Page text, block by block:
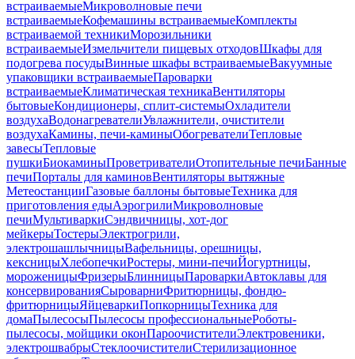
встраиваемыеМикроволновые печи
встраиваемыеКофемашины встраиваемыеКомплекты
встраиваемой техникиМорозильники
встраиваемыеИзмельчители пищевых отходовШкафы для
подогрева посудыВинные шкафы встраиваемыеВакуумные
упаковщики встраиваемыеПароварки
встраиваемыеКлиматическая техникаВентиляторы
бытовыеКондиционеры, сплит-системыОхладители
воздухаВодонагревателиУвлажнители, очистители
воздухаКамины, печи-каминыОбогревателиТепловые
завесыТепловые
пушкиБиокаминыПроветривателиОтопительные печиБанные
печиПорталы для каминовВентиляторы вытяжные
МетеостанцииГазовые баллоны бытовыеТехника для
приготовления едыАэрогрилиМикроволновые
печиМультиваркиСэндвичницы, хот-дог
мейкерыТостерыЭлектрогрили,
электрошашлычницыВафельницы, орешницы,
кексницыХлебопечкиРостеры, мини-печиЙогуртницы,
мороженицыФризерыБлинницыПароваркиАвтоклавы для
консервированияСыроварниФритюрницы, фондю-
фритюрницыЯйцеваркиПопкорницыТехника для
домаПылесосыПылесосы профессиональныеРоботы-
пылесосы, мойщики оконПароочистителиЭлектровеники,
электрошвабрыСтеклоочистителиСтерилизационное